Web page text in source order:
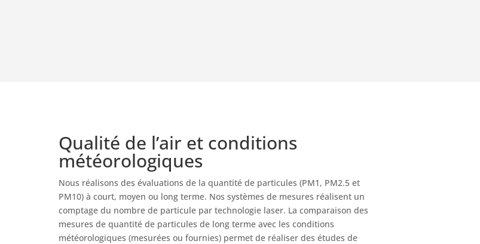
Qualité de l’air et conditions
météorologiques
Nous réalisons des évaluations de la quantité de particules (PM1, PM2.5 et
PM10) à court, moyen ou long terme. Nos systèmes de mesures réalisent un
comptage du nombre de particule par technologie laser. La comparaison des
mesures de quantité de particules de long terme avec les conditions
météorologiques (mesurées ou fournies) permet de réaliser des études de